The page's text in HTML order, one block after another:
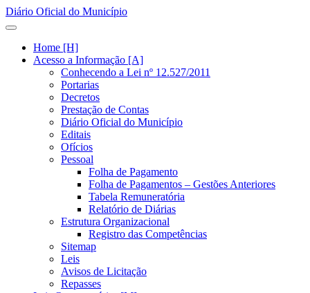
Diário Oficial do Município
Home [H]
Acesso a Informação [A]
Conhecendo a Lei nº 12.527/2011
Portarias
Decretos
Prestação de Contas
Diário Oficial do Município
Editais
Ofícios
Pessoal
Folha de Pagamento
Folha de Pagamentos – Gestões Anteriores
Tabela Remuneratória
Relatório de Diárias
Estrutura Organizacional
Registro das Competências
Sitemap
Leis
Avisos de Licitação
Repasses